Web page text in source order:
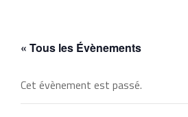
« Tous les Évènements
Cet évènement est passé.